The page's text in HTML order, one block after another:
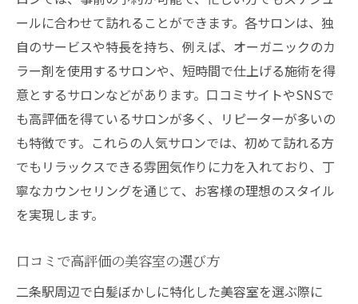
ールに合わせて訪れることができます。各サロンは、独
自のサービスや特長を持ち、例えば、オーガニックのカ
ラー剤を使用するサロンや、短時間で仕上げる施術を得
意とするサロンなどがあります。口コミサイトやSNSで
も高評価を得ているサロンが多く、リピーターが多いの
も特徴です。これらの人気サロンでは、初めて訪れる方
でもリラックスできる雰囲気作りに力を入れており、丁
寧なカウンセリングを通じて、お客様の理想のスタイル
を実現します。
口コミで高評価の美容室の選び方
二条駅周辺で白髪ぼかしに特化した美容室を選ぶ際に